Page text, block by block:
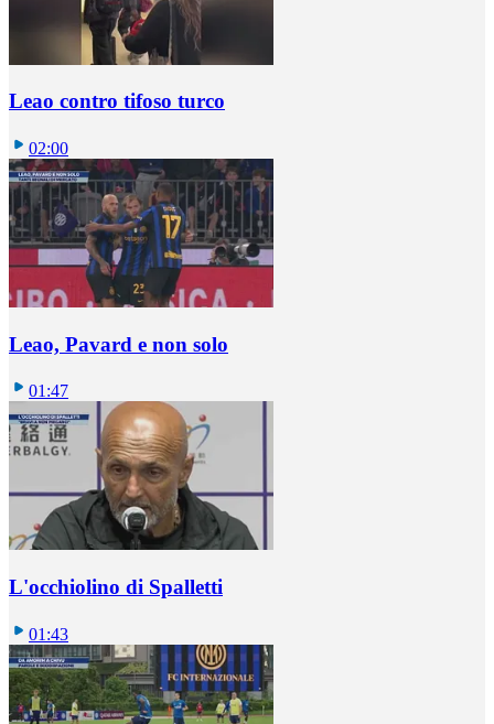
Leao contro tifoso turco
02:00
Leao, Pavard e non solo
01:47
L'occhiolino di Spalletti
01:43